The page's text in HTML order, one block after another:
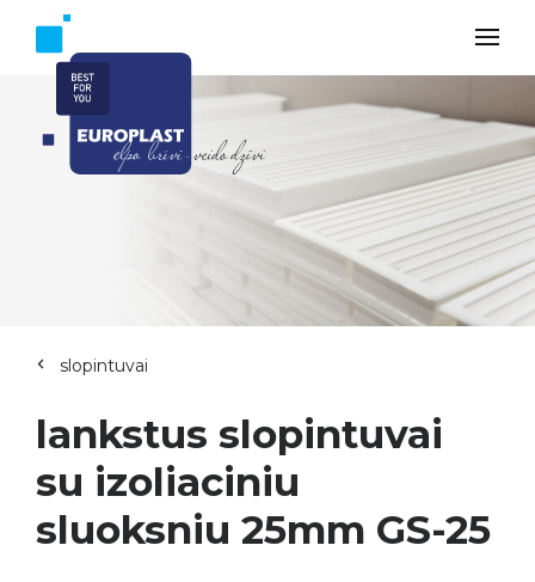
slopintuvai
lankstus slopintuvai
su izoliaciniu
sluoksniu 25mm GS-25